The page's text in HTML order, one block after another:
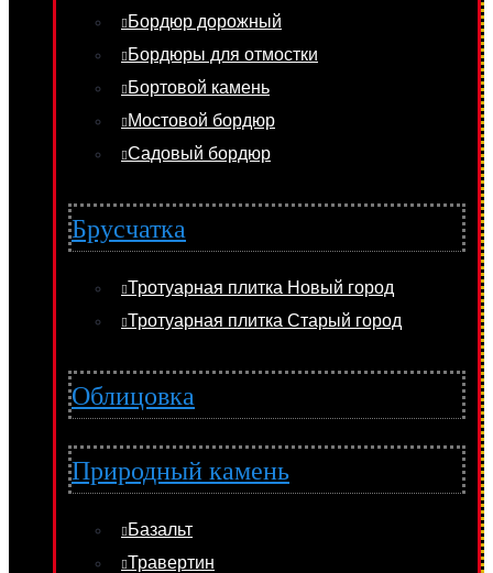
Бордюр дорожный
Бордюры для отмостки
Бортовой камень
Мостовой бордюр
Садовый бордюр
Брусчатка
Тротуарная плитка Новый город
Тротуарная плитка Старый город
Облицовка
Природный камень
Базальт
Травертин